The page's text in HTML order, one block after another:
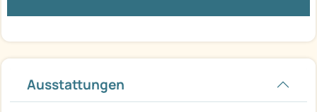
Ausstattungen